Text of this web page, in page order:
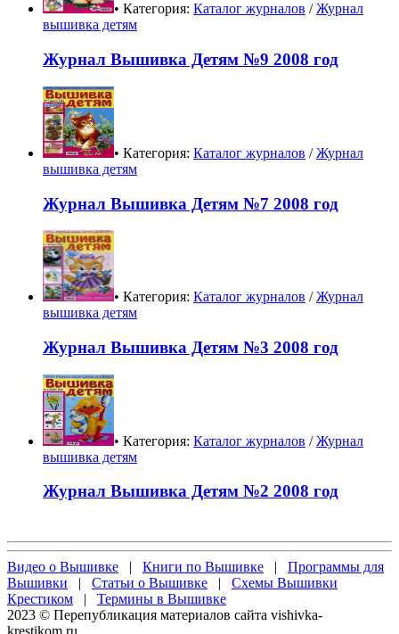
• Категория: Каталог журналов /Журнал
вышивка детям
Журнал Вышивка Детям №9 2008 год
• Категория: Каталог журналов /Журнал
вышивка детям
Журнал Вышивка Детям №7 2008 год
• Категория: Каталог журналов /Журнал
вышивка детям
Журнал Вышивка Детям №3 2008 год
• Категория: Каталог журналов /Журнал
вышивка детям
Журнал Вышивка Детям №2 2008 год
Видео о Вышивке | Книги по Вышивке | Программы для
Вышивки | Статьи о Вышивке | Схемы Вышивки
Крестиком | Термины в Вышивке
2023 © Перепубликация материалов сайта vishivka-